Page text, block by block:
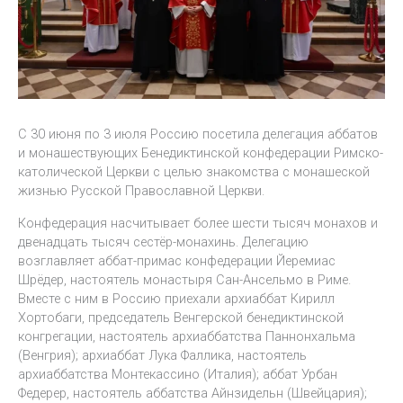
С 30 июня по 3 июля Россию посетила делегация аббатов
и монашествующих Бенедиктинской конфедерации Римско-
католической Церкви с целью знакомства с монашеской
жизнью Русской Православной Церкви.
Конфедерация насчитывает более шести тысяч монахов и
двенадцать тысяч сестёр-монахинь. Делегацию
возглавляет аббат-примас конфедерации Йеремиас
Шрёдер, настоятель монастыря Сан-Ансельмо в Риме.
Вместе с ним в Россию приехали архиаббат Кирилл
Хортобаги, председатель Венгерской бенедиктинской
конгрегации, настоятель архиаббатства Паннонхальма
(Венгрия); архиаббат Лука Фаллика, настоятель
архиаббатства Монтекассино (Италия); аббат Урбан
Федерер, настоятель аббатства Айнзидельн (Швейцария);